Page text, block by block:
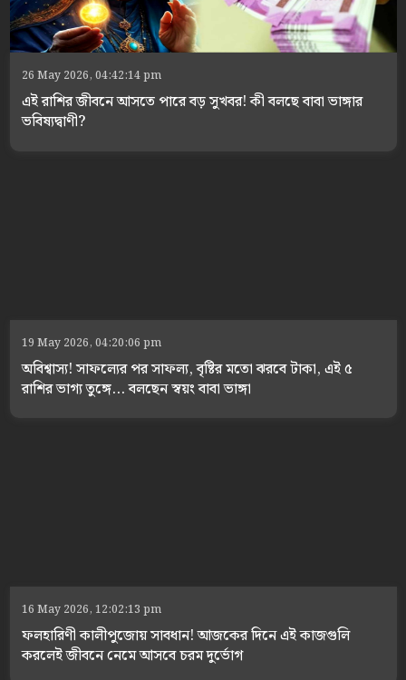
26 May 2026, 04:42:14 pm
এই রাশির জীবনে আসতে পারে বড় সুখবর! কী বলছে বাবা ভাঙ্গার
ভবিষ্যদ্বাণী?
19 May 2026, 04:20:06 pm
অবিশ্বাস্য! সাফল্যের পর সাফল্য, বৃষ্টির মতো ঝরবে টাকা, এই ৫
রাশির ভাগ্য তুঙ্গে... বলছেন স্বয়ং বাবা ভাঙ্গা
16 May 2026, 12:02:13 pm
ফলহারিণী কালীপুজোয় সাবধান! আজকের দিনে এই কাজগুলি
করলেই জীবনে নেমে আসবে চরম দুর্ভোগ